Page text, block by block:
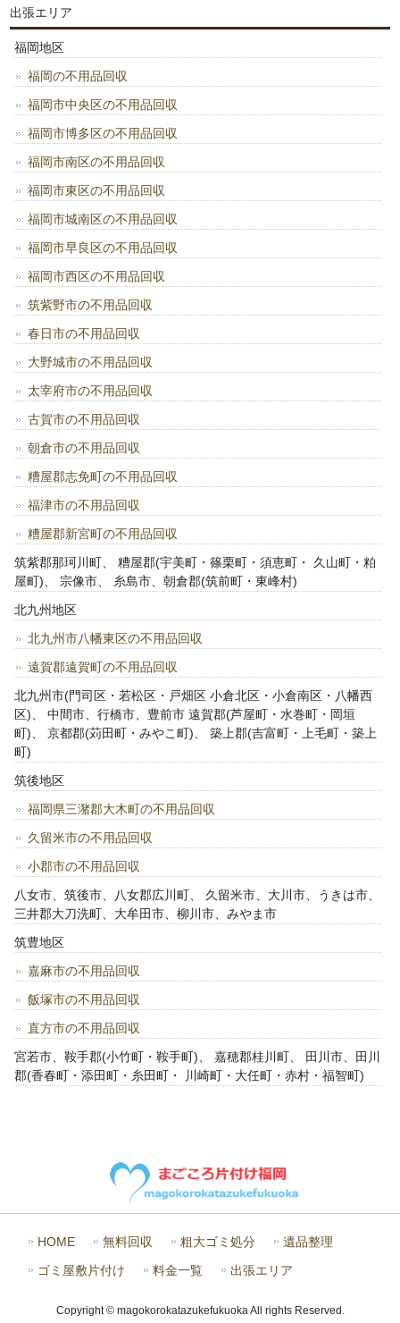
出張エリア
福岡地区
福岡の不用品回収
福岡市中央区の不用品回収
福岡市博多区の不用品回収
福岡市南区の不用品回収
福岡市東区の不用品回収
福岡市城南区の不用品回収
福岡市早良区の不用品回収
福岡市西区の不用品回収
筑紫野市の不用品回収
春日市の不用品回収
大野城市の不用品回収
太宰府市の不用品回収
古賀市の不用品回収
朝倉市の不用品回収
糟屋郡志免町の不用品回収
福津市の不用品回収
糟屋郡新宮町の不用品回収
筑紫郡那珂川町、 糟屋郡(宇美町・篠栗町・須恵町・ 久山町・粕
屋町)、 宗像市、 糸島市、朝倉郡(筑前町・東峰村)
北九州地区
北九州市八幡東区の不用品回収
遠賀郡遠賀町の不用品回収
北九州市(門司区・若松区・戸畑区 小倉北区・小倉南区・八幡西
区)、 中間市、行橋市、豊前市 遠賀郡(芦屋町・水巻町・岡垣
町)、 京都郡(苅田町・みやこ町)、 築上郡(吉富町・上毛町・築上
町)
筑後地区
福岡県三潴郡大木町の不用品回収
久留米市の不用品回収
小郡市の不用品回収
八女市、筑後市、八女郡広川町、 久留米市、大川市、うきは市、
三井郡大刀洗町、大牟田市、柳川市、みやま市
筑豊地区
嘉麻市の不用品回収
飯塚市の不用品回収
直方市の不用品回収
宮若市、鞍手郡(小竹町・鞍手町)、 嘉穂郡桂川町、 田川市、田川
郡(香春町・添田町・糸田町・ 川崎町・大任町・赤村・福智町)
HOME 無料回収 粗大ゴミ処分 遺品整理
ゴミ屋敷片付け 料金一覧 出張エリア
Copyright © magokorokatazukefukuoka All rights Reserved.